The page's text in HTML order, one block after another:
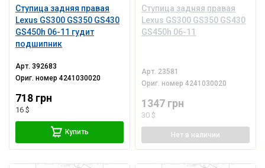
Ступица задняя правая
Lexus GS300 GS350 GS430
GS450h 06-11 гудит
подшипник
Арт.392683
Ориг. номер4241030020
718 грн
16 $
Купить
Ступица задняя правая
Lexus GS300 GS350 GS430
GS450h 06-11
Арт. 23581
Ориг. номер4241030020
1347 грн
30 $
Нет в наличии